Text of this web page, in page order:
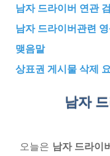
남자 드라이버 연관
남자 드라이버관련 영
맺음말
상표권 게시물 삭제
남자
오늘은 남자 드라이